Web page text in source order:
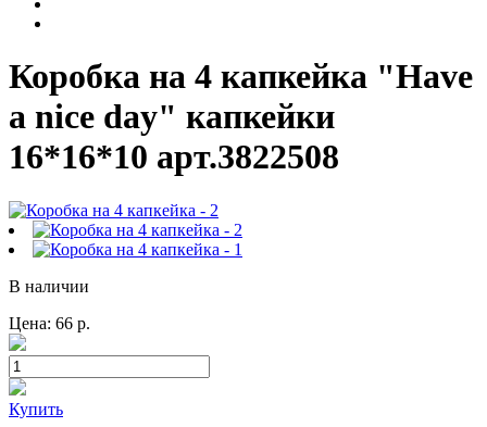
Коробка на 4 капкейка "Have
a nice day" капкейки
16*16*10 арт.3822508
В наличии
Цена: 66 р.
Купить